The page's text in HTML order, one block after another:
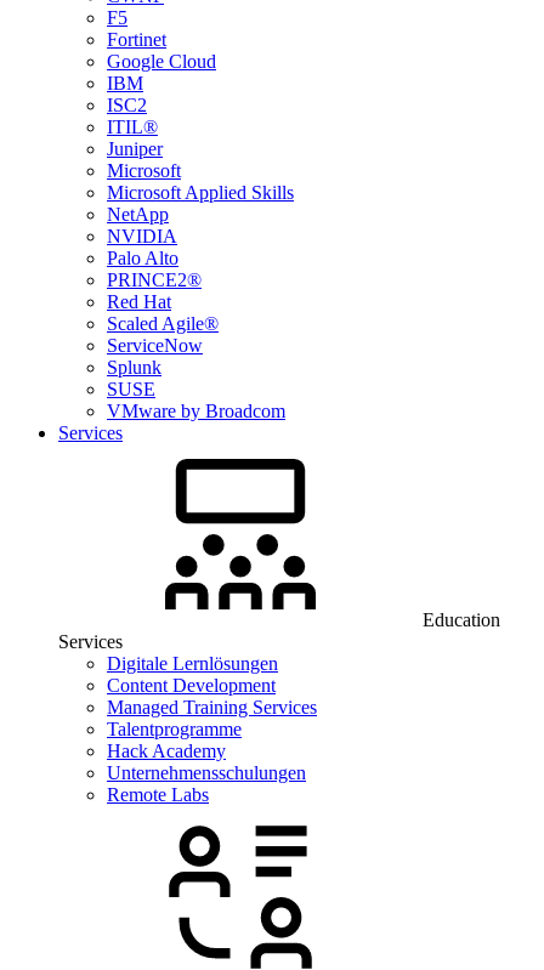
F5
Fortinet
Google Cloud
IBM
ISC2
ITIL®
Juniper
Microsoft
Microsoft Applied Skills
NetApp
NVIDIA
Palo Alto
PRINCE2®
Red Hat
Scaled Agile®
ServiceNow
Splunk
SUSE
VMware by Broadcom
Services
Education
Services
Digitale Lernlösungen
Content Development
Managed Training Services
Talentprogramme
Hack Academy
Unternehmensschulungen
Remote Labs